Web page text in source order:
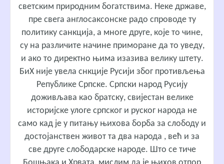
светским природним богатствима. Неке државе,
пре свега англосаксонске радо спроводе ту
политику санкција, а многе друге, које то чине,
су на различите начине приморане да то уведу,
и ако то директно њима изазива велику штету.
БиХ није увела снкције Русији због противљења
Републике Српске. Српски народ Русију
доживљава као братску, свијестан велике
историјске улоге српског и руског народа не
само кад је у питању њихова борба за слободу и
достојанствен живот та два народа , већ и за
све друге слободарске народе. Што се тиче